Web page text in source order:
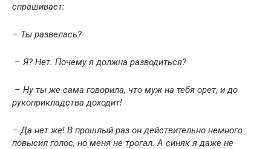
спрашивает:
– Ты развелась?
– Я? Нет. Почему я должна разводиться?
– Ну ты же сама говорила, что муж на тебя орет, и до
рукоприкладства доходит!
– Да нет же! В прошлый раз он действительно немного
повысил голос, но меня не трогал. А синяк я даже не